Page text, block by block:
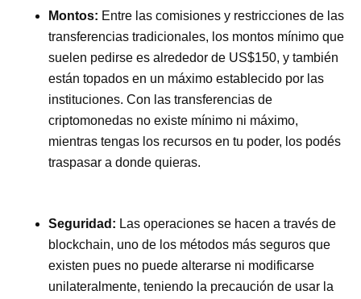
Montos: Entre las comisiones y restricciones de las
transferencias tradicionales, los montos mínimo que
suelen pedirse es alrededor de US$150, y también
están topados en un máximo establecido por las
instituciones. Con las transferencias de
criptomonedas no existe mínimo ni máximo,
mientras tengas los recursos en tu poder, los podés
traspasar a donde quieras.
Seguridad: Las operaciones se hacen a través de
blockchain, uno de los métodos más seguros que
existen pues no puede alterarse ni modificarse
unilateralmente, teniendo la precaución de usar la